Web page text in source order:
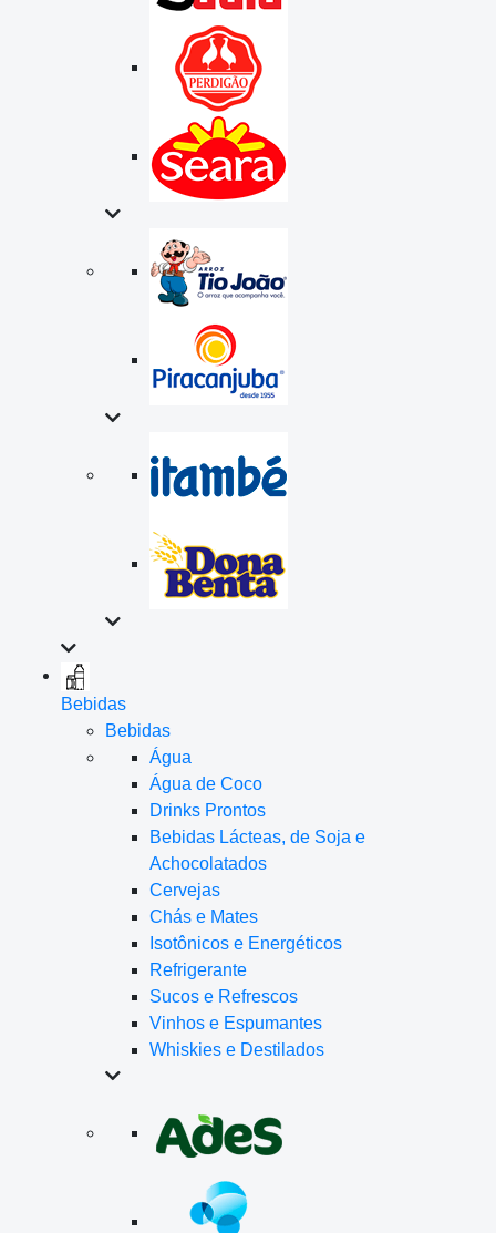
Bebidas
Bebidas
Água
Água de Coco
Drinks Prontos
Bebidas Lácteas, de Soja e
Achocolatados
Cervejas
Chás e Mates
Isotônicos e Energéticos
Refrigerante
Sucos e Refrescos
Vinhos e Espumantes
Whiskies e Destilados